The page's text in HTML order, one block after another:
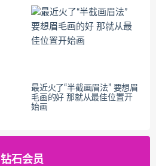
最近火了“半截画眉法” 要想眉
毛画的好 那就从最佳位置开
始画
钻石会员